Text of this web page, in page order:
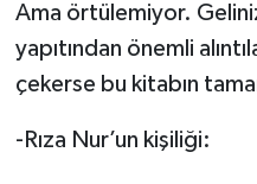
Ama örtülemiyor.
yapıtından önemli
çekerse bu kitabın
-Rıza Nur’un kişiliği: